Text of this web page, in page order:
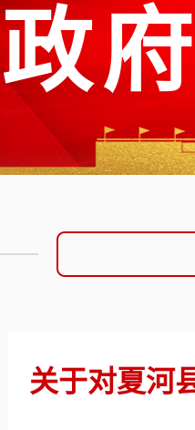
政
关于对夏河